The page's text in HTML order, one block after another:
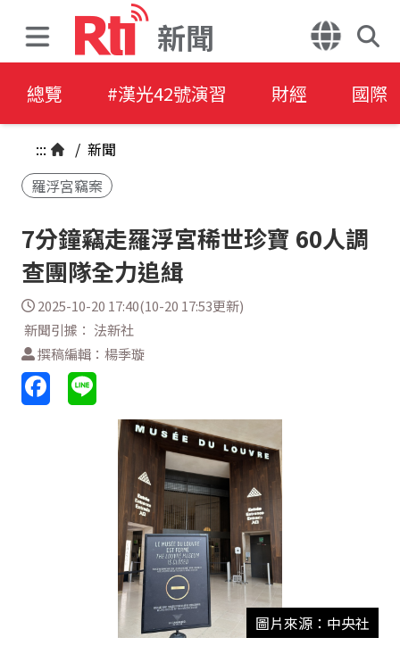
新聞
總覽 #漢光42號演習 財經 國際
::: / 新聞
羅浮宮竊案
7分鐘竊走羅浮宮稀世珍寶 60人調
查團隊全力追緝
2025-10-20 17:40(10-20 17:53更新)
新聞引據： 法新社
撰稿編輯：楊季璇
圖片來源：中央社